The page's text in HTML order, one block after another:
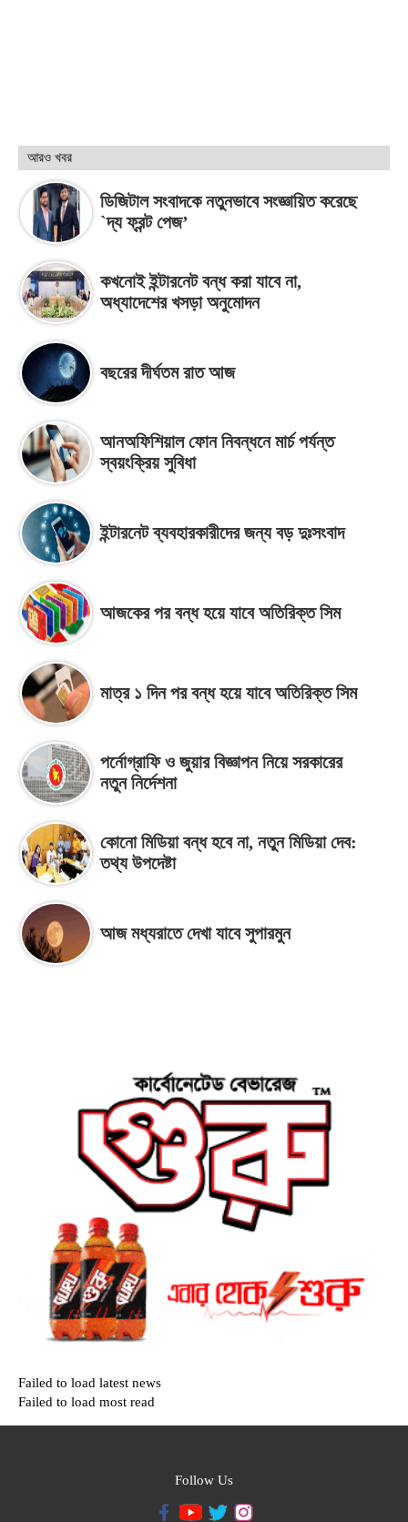
আরও খবর
ডিজিটাল সংবাদকে নতুনভাবে সংজ্ঞায়িত করেছে
`দ্য ফ্রন্ট পেজ’
কখনোই ইন্টারনেট বন্ধ করা যাবে না,
অধ্যাদেশের খসড়া অনুমোদন
বছরের দীর্ঘতম রাত আজ
আনঅফিশিয়াল ফোন নিবন্ধনে মার্চ পর্যন্ত
স্বয়ংক্রিয় সুবিধা
ইন্টারনেট ব্যবহারকারীদের জন্য বড় দুঃসংবাদ
আজকের পর বন্ধ হয়ে যাবে অতিরিক্ত সিম
মাত্র ১ দিন পর বন্ধ হয়ে যাবে অতিরিক্ত সিম
পর্নোগ্রাফি ও জুয়ার বিজ্ঞাপন নিয়ে সরকারের
নতুন নির্দেশনা
কোনো মিডিয়া বন্ধ হবে না, নতুন মিডিয়া দেব:
তথ্য উপদেষ্টা
আজ মধ্যরাতে দেখা যাবে সুপারমুন
Failed to load latest news
Failed to load most read
Follow Us